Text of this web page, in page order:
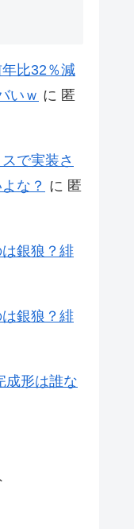
年比32％減
いｗ に 匿
で実装さ
な？ に 匿
は銀狼？緋
は銀狼？緋
成形は誰な